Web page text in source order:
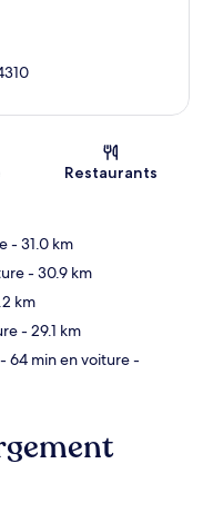
Restaurants
- 31.0 km
- 30.9 km
km
- 29.1 km
- 64 min en voiture-